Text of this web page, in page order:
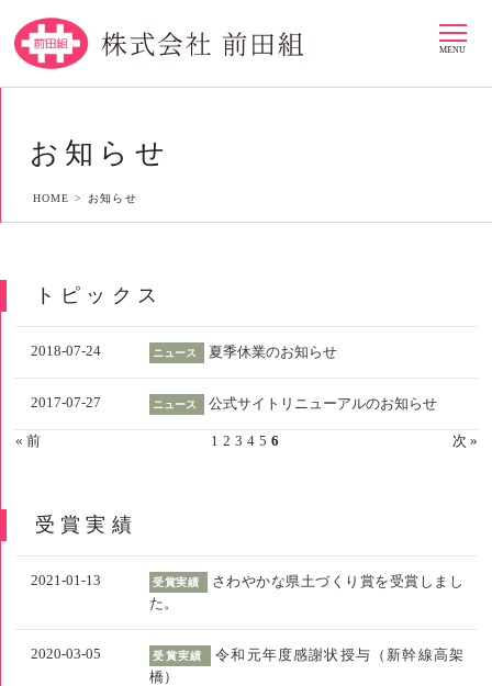
MENU
お知らせ
HOME > お知らせ
トピックス
2018-07-24 ニュース 夏季休業のお知らせ
2017-07-27 ニュース 公式サイトリニューアルのお知らせ
« 前 1 2 3 4 5 6 次 »
受賞実績
2021-01-13 受賞実績
さわやかな県土づくり賞を受賞しまし
た。
2020-03-05 受賞実績
令和元年度感謝状授与（新幹線高架
橋）